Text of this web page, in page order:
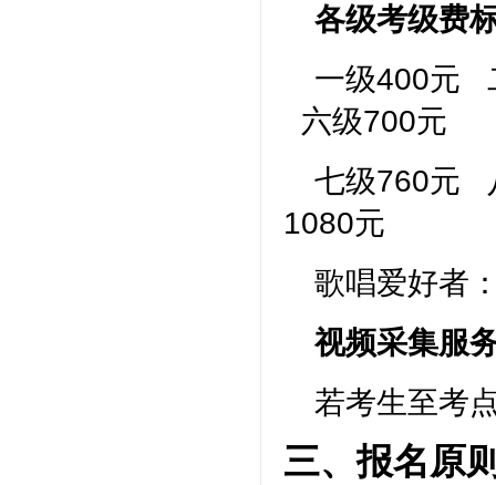
各级考级费
一级400元
六级700元
七级760元
1080元
歌唱爱好者
视频采集服
若考生至考
三、报名原